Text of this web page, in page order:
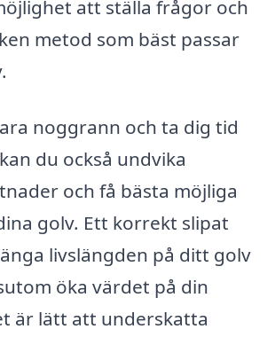
att ställa frågor och
metod som bäst passar
noggrann och ta dig tid
du också undvika
och få bästa möjliga
golv. Ett korrekt slipat
livslängden på ditt golv
öka värdet på din
är lätt att underskatta